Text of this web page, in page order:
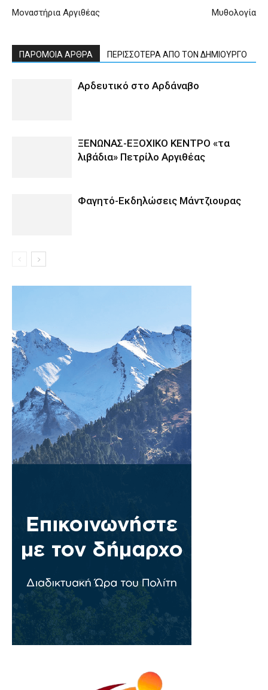
Μοναστήρια Αργιθέας Μυθολογία
ΠΑΡΟΜΟΙΑ ΑΡΘΡΑ ΠΕΡΙΣΣΟΤΕΡΑ ΑΠΟ ΤΟΝ ΔΗΜΙΟΥΡΓΟ
Αρδευτικό στο Αρδάναβο
ΞΕΝΩΝΑΣ-ΕΞΟΧΙΚΟ ΚΕΝΤΡΟ «τα
λιβάδια» Πετρίλο Αργιθέας
Φαγητό-Εκδηλώσεις Μάντζιουρας